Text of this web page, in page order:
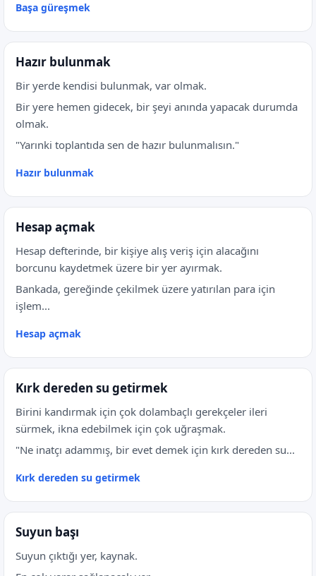
Başa güreşmek
Hazır bulunmak
Bir yerde kendisi bulunmak, var olmak.
Bir yere hemen gidecek, bir şeyi anında yapacak durumda
olmak.
"Yarınki toplantıda sen de hazır bulunmalısın."
Hazır bulunmak
Hesap açmak
Hesap defterinde, bir kişiye alış veriş için alacağını
borcunu kaydetmek üzere bir yer ayırmak.
Bankada, gereğinde çekilmek üzere yatırılan para için
işlem...
Hesap açmak
Kırk dereden su getirmek
Birini kandırmak için çok dolambaçlı gerekçeler ileri
sürmek, ikna edebilmek için çok uğraşmak.
"Ne inatçı adammış, bir evet demek için kırk dereden su...
Kırk dereden su getirmek
Suyun başı
Suyun çıktığı yer, kaynak.